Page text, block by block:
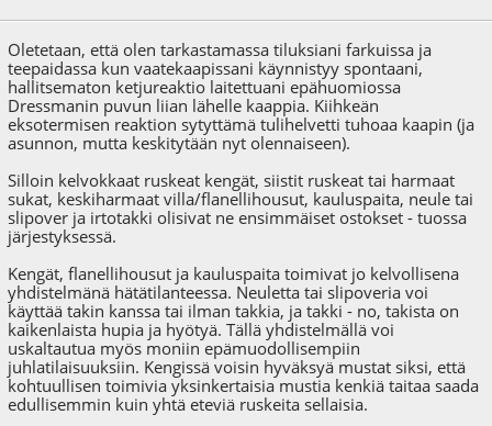
Oletetaan, että olen tarkastamassa tiluksiani farkuissa ja
teepaidassa kun vaatekaapissani käynnistyy spontaani,
hallitsematon ketjureaktio laitettuani epähuomiossa
Dressmanin puvun liian lähelle kaappia. Kiihkeän
eksotermisen reaktion sytyttämä tulihelvetti tuhoaa kaapin (ja
asunnon, mutta keskitytään nyt olennaiseen).
Silloin kelvokkaat ruskeat kengät, siistit ruskeat tai harmaat
sukat, keskiharmaat villa/flanellihousut, kauluspaita, neule tai
slipover ja irtotakki olisivat ne ensimmäiset ostokset - tuossa
järjestyksessä.
Kengät, flanellihousut ja kauluspaita toimivat jo kelvollisena
yhdistelmänä hätätilanteessa. Neuletta tai slipoveria voi
käyttää takin kanssa tai ilman takkia, ja takki - no, takista on
kaikenlaista hupia ja hyötyä. Tällä yhdistelmällä voi
uskaltautua myös moniin epämuodollisempiin
juhlatilaisuuksiin. Kengissä voisin hyväksyä mustat siksi, että
kohtuullisen toimivia yksinkertaisia mustia kenkiä taitaa saada
edullisemmin kuin yhtä eteviä ruskeita sellaisia.